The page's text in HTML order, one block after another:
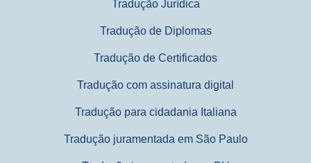
Tradução Jurídica
Tradução de Diplomas
Tradução de Certificados
Tradução com assinatura digital
Tradução para cidadania Italiana
Tradução juramentada em São Paulo